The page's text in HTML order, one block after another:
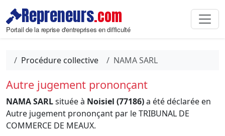
Repreneurs.com
Portail de la reprise d'entreprises en difficulté
Procédure collective NAMA SARL
Autre jugement prononçant
NAMA SARLsituée à Noisiel (77186)a été déclarée en
Autre jugement prononçant par le TRIBUNAL DE
COMMERCE DE MEAUX.